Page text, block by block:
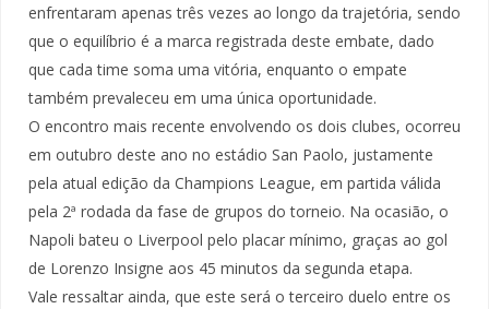
enfrentaram apenas três vezes ao longo da trajetória, sendo
que o equilíbrio é a marca registrada deste embate, dado
que cada time soma uma vitória, enquanto o empate
também prevaleceu em uma única oportunidade.
O encontro mais recente envolvendo os dois clubes, ocorreu
em outubro deste ano no estádio San Paolo, justamente
pela atual edição da Champions League, em partida válida
pela 2ª rodada da fase de grupos do torneio. Na ocasião, o
Napoli bateu o Liverpool pelo placar mínimo, graças ao gol
de Lorenzo Insigne aos 45 minutos da segunda etapa.
Vale ressaltar ainda, que este será o terceiro duelo entre os